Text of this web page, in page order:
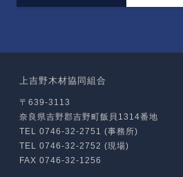
上吉野木材協同組合
〒639-3113
奈良県吉野郡吉野町飯貝1314番地
TEL 0746-32-2751 (事務所)
TEL 0746-32-2752 (現場)
FAX 0746-32-1256